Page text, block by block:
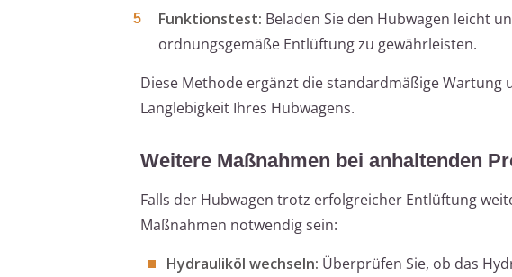
Funktionstest: Beladen Sie den Hubwagen leicht
ordnungsgemäße Entlüftung zu gewährleisten.
Diese Methode ergänzt die standardmäßige
Langlebigkeit Ihres Hubwagens.
Weitere Maßnahmen bei anhaltenden
Falls der Hubwagen trotz erfolgreicher Entlüftung
Maßnahmen notwendig sein:
Hydrauliköl wechseln: Überprüfen Sie, ob das